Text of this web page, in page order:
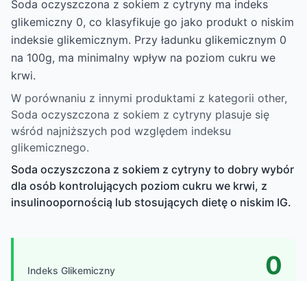
Soda oczyszczona z sokiem z cytryny ma indeks
glikemiczny 0, co klasyfikuje go jako produkt o niskim
indeksie glikemicznym. Przy ładunku glikemicznym 0
na 100g, ma minimalny wpływ na poziom cukru we
krwi.
W porównaniu z innymi produktami z kategorii other,
Soda oczyszczona z sokiem z cytryny plasuje się
wśród najniższych pod względem indeksu
glikemicznego.
Soda oczyszczona z sokiem z cytryny to dobry wybór
dla osób kontrolujących poziom cukru we krwi, z
insulinoopornością lub stosujących dietę o niskim IG.
Indeks Glikemiczny 0